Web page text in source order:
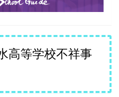
高等学校不祥事